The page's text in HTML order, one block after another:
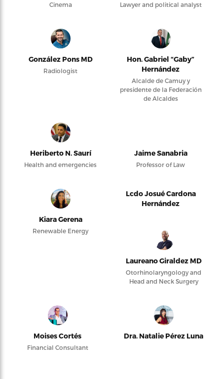
Cinema Lawyer and political analyst
González Pons MD
Radiologist
Hon. Gabriel “Gaby”
Hernández
Alcalde de Camuy y
presidente de la Federación
de Alcaldes
Heriberto N. Saurí
Health and emergencies
Jaime Sanabria
Professor of Law
Kiara Gerena
Renewable Energy
Lcdo Josué Cardona
Hernández
Laureano Giraldez MD
Otorhinolaryngology and
Head and Neck Surgery
Moises Cortés
Financial Consultant
Dra. Natalie Pérez Luna